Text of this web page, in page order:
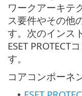
ワークアーキテ
ス要件やその他
す。次のインス
ESET PROTECT
す。
コアコンポーネ